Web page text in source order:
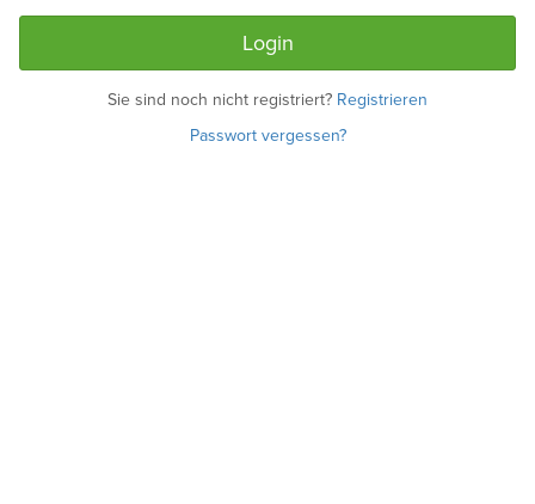
Sie sind noch nicht registriert? Registrieren
Passwort vergessen?